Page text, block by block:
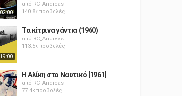
από RC_Andreas
140.8k προβολές
Τα κίτρινα γάντια (1960)
από RC_Andreas
113.5k προβολές
Η Αλίκη στο Ναυτικό [1961]
από RC_Andreas
77.4k προβολές